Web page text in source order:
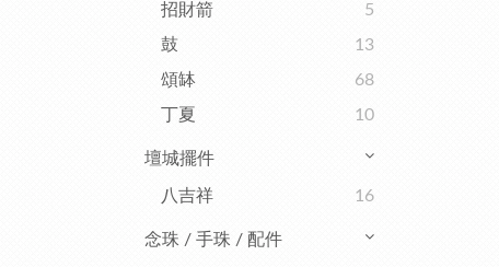
招財箭
5
鼓
13
頌缽
68
丁夏
10
壇城擺件
八吉祥 16
念珠 / 手珠 / 配件